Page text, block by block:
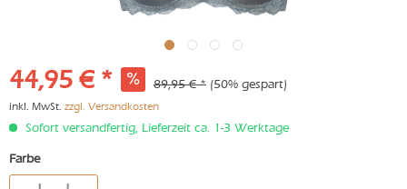
44,95 € * 89,95 € * (50% gespart)
inkl. MwSt. zzgl. Versandkosten
Sofort versandfertig, Lieferzeit ca. 1-3 Werktage
Farbe